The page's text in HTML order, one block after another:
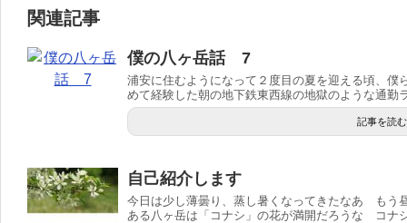
関連記事
僕の八ヶ岳話 7
浦安に住むようになって２度目の夏を迎える頃、
めて経験した朝の地下鉄東西線の地獄のような通勤
記事を読む
自己紹介します
今日は少し薄曇り、蒸し暑くなってきたなあ もう
ある八ヶ岳は「コナシ」の花が満開だろうな コナ